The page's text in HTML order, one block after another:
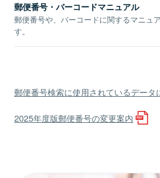
郵便番号・バーコードマニュアル
郵便番号や、バーコードに関するマニュ
す。
郵便番号検索に使用されているデータ
2025年度版郵便番号の変更案内